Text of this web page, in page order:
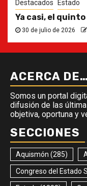
Destacados Estado
Ya casi, el
30 de julio de 2026
ACERCA DE…
Somos un portal
difusión de las
objetiva, oportuna y
SECCIONES
Aquismón (285)
Congreso del Estado